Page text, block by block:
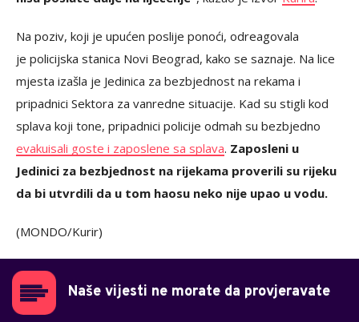
Na poziv, koji je upućen poslije ponoći, odreagovala
je policijska stanica Novi Beograd, kako se saznaje. Na lice
mjesta izašla je Jedinica za bezbjednost na rekama i
pripadnici Sektora za vanredne situacije. Kad su stigli kod
splava koji tone, pripadnici policije odmah su bezbjedno
evakuisali goste i zaposlene sa splava. Zaposleni u
Jedinici za bezbjednost na rijekama proverili su rijeku
da bi utvrdili da u tom haosu neko nije upao u vodu.
(MONDO/Kurir)
Naše vijesti ne morate da provjeravate